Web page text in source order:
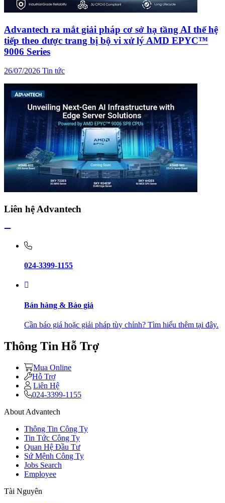
Advantech ra mắt giải pháp cơ sở hạ tầng AI thế hệ
tiếp theo được trang bị bộ vi xử lý AMD EPYC™
9006 Series
26/07/2026 Tin tức
Liên hệ Advantech
024-3399-1155
Bán hàng & Báo giá
Cần báo giá hoặc giải pháp tùy chỉnh? Tìm hiểu thêm tại đây.
Thông Tin Hỗ Trợ
Mua Online
Hỗ Trợ
Liên Hệ
024-3399-1155
About Advantech
Thông Tin Công Ty
Tin Tức Công Ty
Quan Hệ Đầu Tư
Sứ Mệnh Công Ty
Jobs Search
Employee
Tài Nguyên